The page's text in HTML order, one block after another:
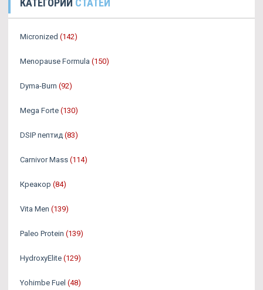
КАТЕГОРИИ СТАТЕЙ
Micronized (142)
Menopause Formula (150)
Dyma-Burn (92)
Mega Forte (130)
DSIP пептид (83)
Carnivor Mass (114)
Креакор (84)
Vita Men (139)
Paleo Protein (139)
HydroxyElite (129)
Yohimbe Fuel (48)